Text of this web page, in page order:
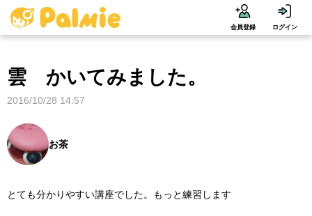
会員登録 ログイン
雲 かいてみました。
2016/10/28 14:57
お茶
とても分かりやすい講座でした。もっと練習します